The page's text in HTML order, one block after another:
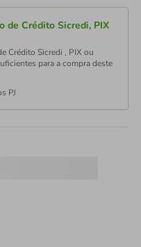
de Crédito Sicredi, PIX
Crédito Sicredi , PIX ou
para a compra deste
PJ